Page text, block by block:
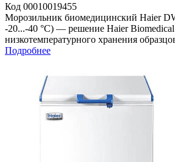
Код 00010019455
Морозильник биомедицинский Haier
-20...-40 °C) — решение Haier Biomedical
низкотемпературного хранения
Подробнее